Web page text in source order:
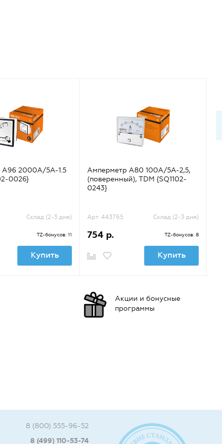
А96 2000А/5А-1.5
0026}
Склад (2-3 дня)
TZ-бонусов: 11
Купить
Амперметр А80 100А/5А-2,5,
(поверенный), TDM {SQ1102-
0243}
Арт. 443765 Склад (2-3 дня)
754 р. TZ-бонусов: 8
Купить
Акции и бонусные
программы
8 (800) 555-96-52
8 (499) 110-53-74